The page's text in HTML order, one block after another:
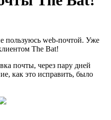
пользуюсь web-почтой. Уже
The Bat!
почты, через пару дней
как это исправить, было